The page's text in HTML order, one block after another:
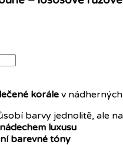
korále v
barvy jednolitě, ale
luxusu
barevné tóny